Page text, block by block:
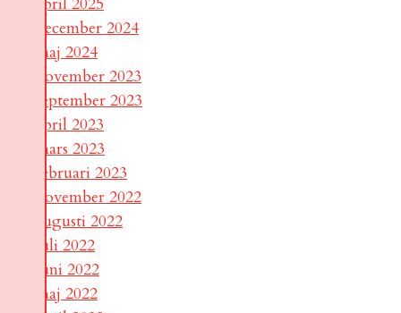
december 2024
maj 2024
november 2023
september 2023
april 2023
mars 2023
februari 2023
november 2022
augusti 2022
juli 2022
juni 2022
maj 2022